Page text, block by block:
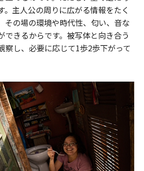
。主人公の周りに広がる情報をたく
その場の環境や時代性、匂い、音な
できるからです。被写体と向き合う
察し、必要に応じて1歩2歩下がって